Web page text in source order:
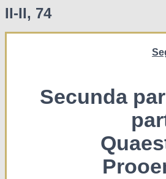
II-II, 74
Secunda